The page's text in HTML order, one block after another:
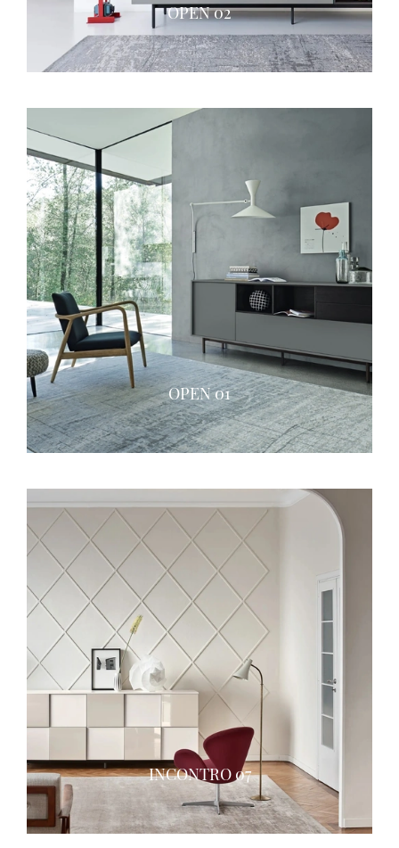
OPEN 02
OPEN 01
INCONTRO 07